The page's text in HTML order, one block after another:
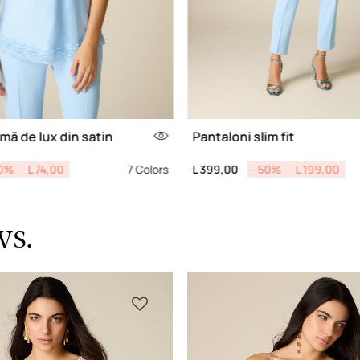
de lux din satin
fromL 74,00 7 Colors
Pantaloni slim fit
Price reduced from
L 399,00to -50% L 199,00